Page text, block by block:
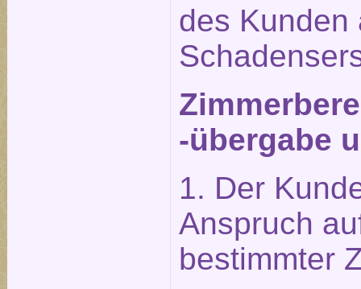
des Kunden
-übergabe
1. Der
Anspruch
bestimmter